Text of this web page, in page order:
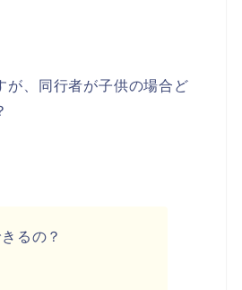
が、同行者が子供の場合ど
るの？